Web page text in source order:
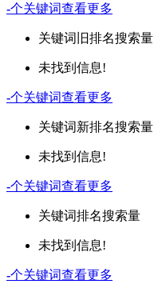
-个关键词查看更多
关键词 旧排名搜索量
未找到信息!
-个关键词查看更多
关键词新排名搜索量
未找到信息!
-个关键词查看更多
关键词排名搜索量
未找到信息!
-个关键词查看更多